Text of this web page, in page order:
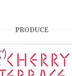
PRODUCE